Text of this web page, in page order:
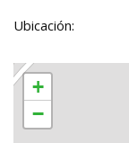
Ubicación:
+
−